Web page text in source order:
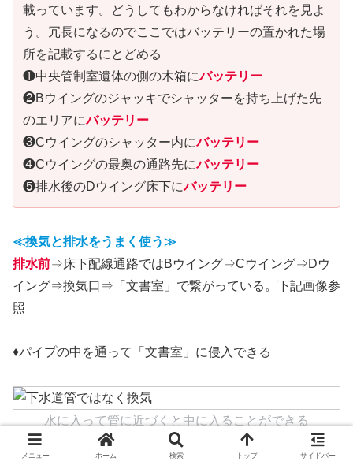
載っています。どうしてもわからなければそれを見よ
う。冗長になるのでここではバッテリーの置かれた場
所を記載するにとどめる
❶中央管制室遺体の側の木箱にバッテリー
❷Bウイングのジャッキでシャッターを持ち上げた先
のエリアにバッテリー
❸Cウイングのシャッター内にバッテリー
❹Cウイングの最奥の通路先にバッテリー
❺排水後のDウイング床下にバッテリー
≪換気と排水をうまく使う≫
排水前⇒床下配線通路ではBウイング⇒Cウイング⇒Dウ
イング⇒換気口⇒「文書室」で繋がっている。下記画像参
照
♦パイプの中を通って「文書室」に侵入できる
水に入って管に近づくと中に入ることができる
メニュー ホーム 検索 トップ サイドバー